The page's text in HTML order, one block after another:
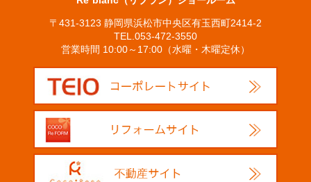
〒431-3123 静岡県浜松市中央区有玉西町2414-2
TEL.053-472-3550
営業時間 10:00～17:00（水曜・木曜定休）